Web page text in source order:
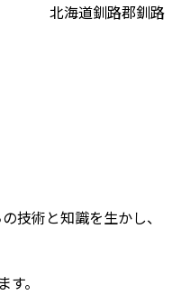
北海道釧路郡釧路
技術と知識を生かし、
。